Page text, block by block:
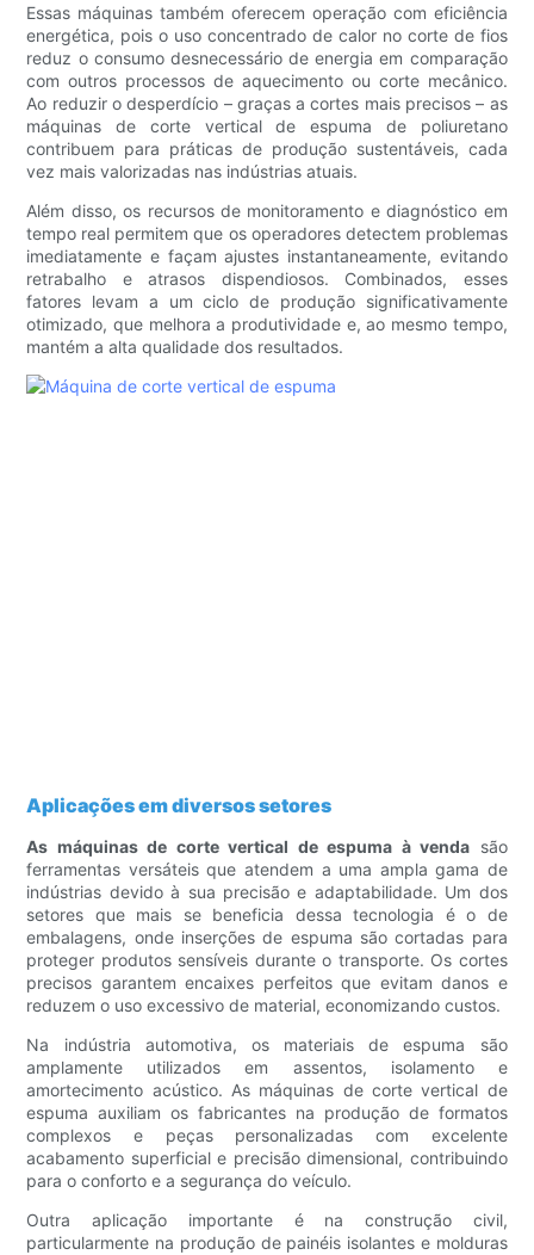
Essas máquinas também oferecem operação com eficiência
energética, pois o uso concentrado de calor no corte de fios
reduz o consumo desnecessário de energia em comparação
com outros processos de aquecimento ou corte mecânico.
Ao reduzir o desperdício – graças a cortes mais precisos – as
máquinas de corte vertical de espuma de poliuretano
contribuem para práticas de produção sustentáveis, cada
vez mais valorizadas nas indústrias atuais.
Além disso, os recursos de monitoramento e diagnóstico em
tempo real permitem que os operadores detectem problemas
imediatamente e façam ajustes instantaneamente, evitando
retrabalho e atrasos dispendiosos. Combinados, esses
fatores levam a um ciclo de produção significativamente
otimizado, que melhora a produtividade e, ao mesmo tempo,
mantém a alta qualidade dos resultados.
Aplicações em diversos setores
As máquinas de corte vertical de espuma à venda são
ferramentas versáteis que atendem a uma ampla gama de
indústrias devido à sua precisão e adaptabilidade. Um dos
setores que mais se beneficia dessa tecnologia é o de
embalagens, onde inserções de espuma são cortadas para
proteger produtos sensíveis durante o transporte. Os cortes
precisos garantem encaixes perfeitos que evitam danos e
reduzem o uso excessivo de material, economizando custos.
Na indústria automotiva, os materiais de espuma são
amplamente utilizados em assentos, isolamento e
amortecimento acústico. As máquinas de corte vertical de
espuma auxiliam os fabricantes na produção de formatos
complexos e peças personalizadas com excelente
acabamento superficial e precisão dimensional, contribuindo
para o conforto e a segurança do veículo.
Outra aplicação importante é na construção civil,
particularmente na produção de painéis isolantes e molduras